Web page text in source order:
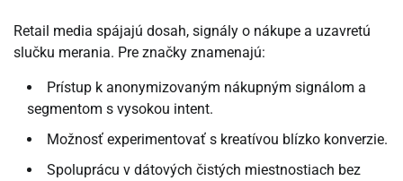
Retail media spájajú dosah, signály o nákupe a uzavretú
slučku merania. Pre značky znamenajú:
Prístup k anonymizovaným nákupným signálom a
segmentom s vysokou intent.
Možnosť experimentovať s kreatívou blízko konverzie.
Spoluprácu v dátových čistých miestnostiach bez